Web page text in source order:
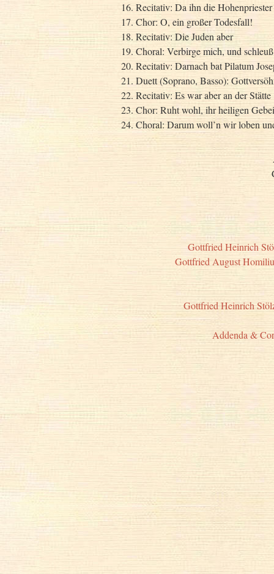
16. Recitativ: Da ihn die Hohenpriester
17. Chor: O, ein großer Todesfall!
18. Recitativ: Die Juden aber
19. Choral: Verbirge mich, und
20. Recitativ: Darnach bat Pilatum
21. Duett (Soprano, Basso):
22. Recitativ: Es war aber an der Stätte
23. Chor: Ruht wohl, ihr heiligen
24. Choral: Darum woll’n wir loben
Gottfried Heinrich
Gottfried August
Gottfried Heinrich
Addenda &